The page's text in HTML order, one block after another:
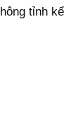
tỉnh kể